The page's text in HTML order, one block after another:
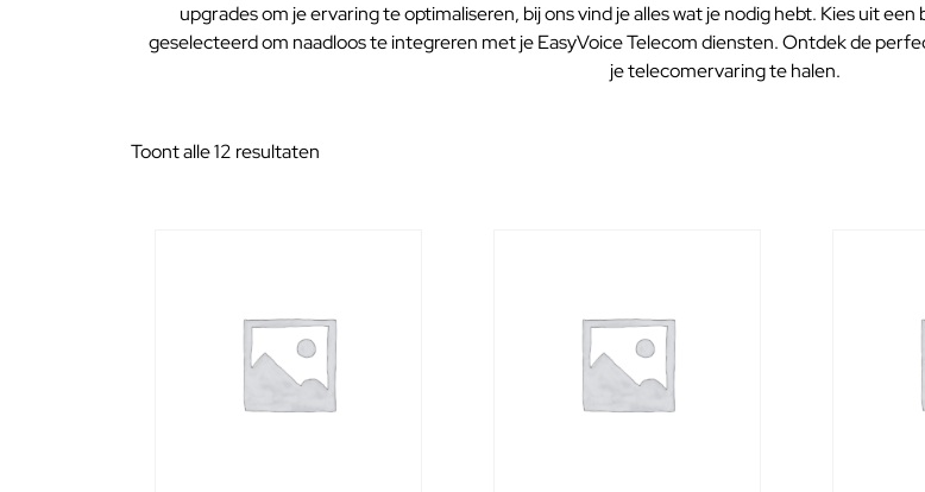
upgrades om je ervaring te optimaliseren, bij ons vind je alles wat je nodig hebt. Kies uit een
geselecteerd om naadloos te integreren met je EasyVoice Telecom diensten. Ontdek de
je telecomervaring te halen.
Toont alle 12 resultaten